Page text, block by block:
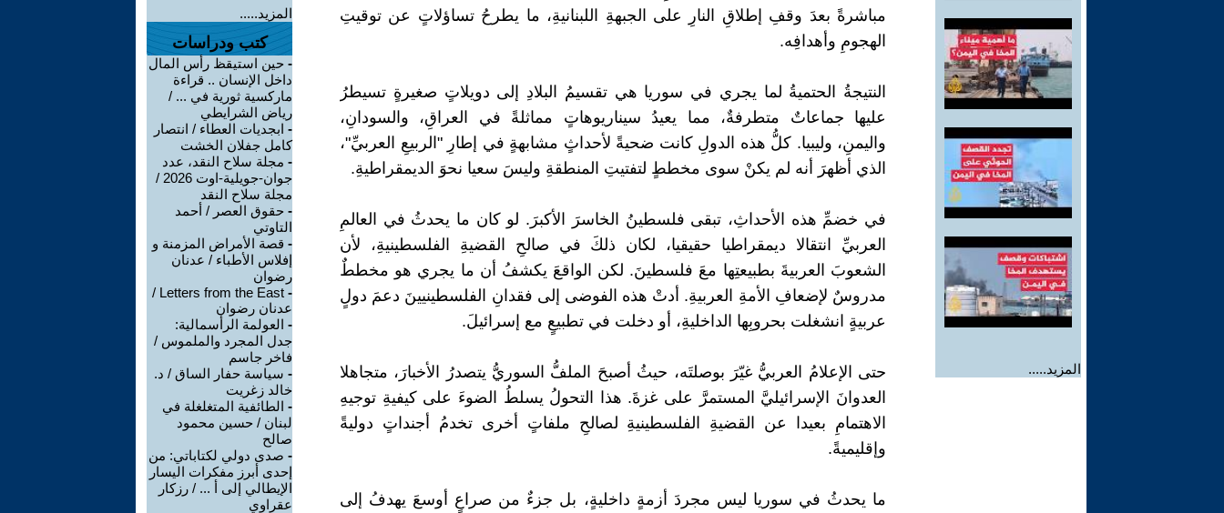
المزيد.....
مباشرةً بعدَ وقفِ إطلاقِ النارِ على الجبهةِ اللبنانيةِ، ما يطرحُ تساؤلاتٍ عن توقيتِ
الهجومِ وأهدافِه.
النتيجةُ الحتميةُ لما يجري في سوريا هي تقسيمُ البلادِ إلى دويلاتٍ صغيرةٍ تسيطرُ
عليها جماعاتٌ متطرفةٌ، مما يعيدُ سيناريوهاتٍ مماثلةً في العراقِ، والسودانِ،
واليمنِ، وليبيا. كلُّ هذه الدولِ كانت ضحيةً لأحداثٍ مشابهةٍ في إطارِ "الربيعِ العربيِّ"،
الذي أظهرَ أنه لم يكنْ سوى مخططٍ لتفتيتِ المنطقةِ وليسَ سعيا نحوَ الديمقراطيةِ.
في خضمِّ هذه الأحداثِ، تبقى فلسطينُ الخاسرَ الأكبرَ. لو كان ما يحدثُ في العالمِ
العربيِّ انتقالا ديمقراطيا حقيقيا، لكان ذلكَ في صالحِ القضيةِ الفلسطينيةِ، لأن
الشعوبَ العربيةَ بطبيعتِها معَ فلسطينَ. لكن الواقعَ يكشفُ أن ما يجري هو مخططٌ
مدروسٌ لإضعافِ الأمةِ العربيةِ. أدتْ هذه الفوضى إلى فقدانِ الفلسطينيينَ دعمَ دولٍ
عربيةٍ انشغلت بحروبِها الداخليةِ، أو دخلت في تطبيعٍ مع إسرائيلَ.
حتى الإعلامُ العربيُّ غيّرَ بوصلتَه، حيثُ أصبحَ الملفُّ السوريُّ يتصدرُ الأخبارَ، متجاهلا
العدوانَ الإسرائيليَّ المستمرَّ على غزةَ. هذا التحولُ يسلطُ الضوءَ على كيفيةِ توجيهِ
الاهتمامِ بعيدا عن القضيةِ الفلسطينيةِ لصالحِ ملفاتٍ أخرى تخدمُ أجنداتٍ دوليةً
وإقليميةً.
ما يحدثُ في سوريا ليس مجردَ أزمةٍ داخليةٍ، بل جزءٌ من صراعٍ أوسعَ يهدفُ إلى
المزيد.....
كتب ودراسات
- حين استيقظ رأس المال
داخل الإنسان .. قراءة
ماركسية ثورية في ... /
رياض الشرايطي
- ابجديات العطاء / انتصار
كامل جفلان الخشت
- مجلة سلاح النقد، عدد
جوان-جويلية-اوت 2026 /
مجلة سلاح النقد
- حقوق العصر / أحمد
التاوتي
- قصة الأمراض المزمنة و
إفلاس الأطباء / عدنان
رضوان
-
Letters from the East /
عدنان رضوان
- العولمة الرأسمالية:
جدل المجرد والملموس /
فاخر جاسم
- سياسة حفار الساق / د.
خالد زغريت
- الطائفية المتغلغلة في
لبنان / حسين محمود
صالح
- صدى دولي لكتاباتي: من
إحدى أبرز مفكرات اليسار
الإيطالي إلى أ ... / رزكار
عقراوي